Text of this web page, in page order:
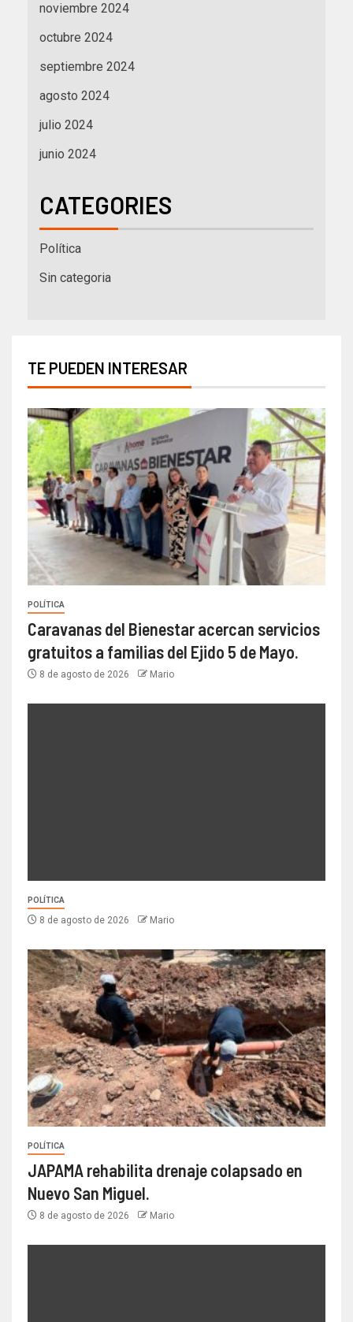
noviembre 2024
octubre 2024
septiembre 2024
agosto 2024
julio 2024
junio 2024
CATEGORIES
Política
Sin categoria
TE PUEDEN INTERESAR
POLÍTICA
Caravanas del Bienestar acercan servicios
gratuitos a familias del Ejido 5 de Mayo.
8 de agosto de 2026 Mario
POLÍTICA
8 de agosto de 2026 Mario
POLÍTICA
JAPAMA rehabilita drenaje colapsado en
Nuevo San Miguel.
8 de agosto de 2026 Mario